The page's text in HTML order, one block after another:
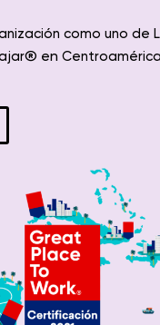
como uno de
® en Centroamérica